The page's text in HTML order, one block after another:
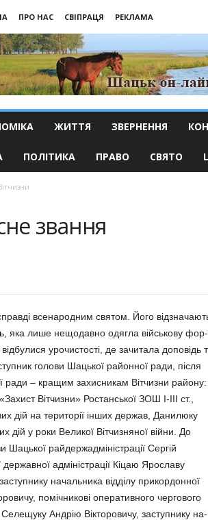
ПРО НАС СВІПРАЦЯ
РЕКЛАМА
ЖИТТЯ ЗВЕРНЕННЯ
ПОЛІТИКА ПРАВО СВЯТО
звання
все­на­родним святом. Його
яка лише нещодавно одягла військову фор­
уро­чистості, де зачитала доповідь
голови Шацької районної ради, після
ради – кращим захисникам Вітчизни району:
Вітчизни» Ростанської ЗОШ І-ІІІ ст.,
дій на території інших держав, Данилюку
дій у роки Великої Вітчизняної війни. До
Шацької райдержадміністрації Сергій
адміністрації Кіцаю Ярославу
начальника відділу прикордонної
поміч­никові оперативного чергового
Андрію Вікторовичу, заступнику на­